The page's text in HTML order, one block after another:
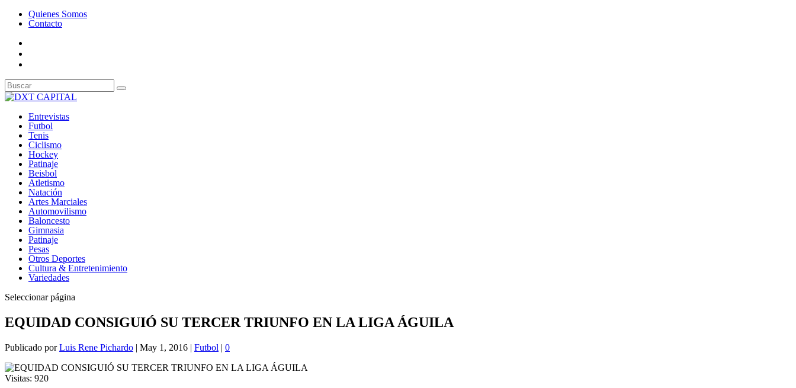
Quienes Somos
Contacto
Entrevistas
Futbol
Tenis
Ciclismo
Hockey
Patinaje
Beisbol
Atletismo
Natación
Artes Marciales
Automovilismo
Baloncesto
Gimnasia
Patinaje
Pesas
Otros Deportes
Cultura & Entretenimiento
Variedades
Seleccionar página
EQUIDAD CONSIGUIÓ SU TERCER TRIUNFO EN LA LIGA ÁGUILA
Publicado porLuis Rene Pichardo | May 1, 2016 | Futbol | 0
Visitas: 920